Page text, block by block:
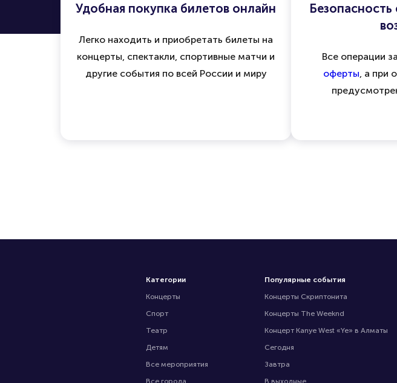
Удобная покупка билетов онлайн
Легко находить и приобретать билеты на
концерты, спектакли, спортивные матчи и
другие события по всей России и миру
Безопасность
Все операции
оферты , а при
Категории
Концерты
Спорт
Театр
Детям
Все мероприятия
Все города
Популярные события
Концерты Скриптонита
Концерты The Weeknd
Концерт Kanye West «Ye» в Алматы
Сегодня
Завтра
В выходные